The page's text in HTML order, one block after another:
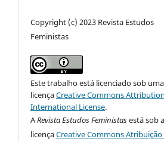
Copyright (c) 2023 Revista Estudos
Feministas
Este trabalho está licenciado sob uma
licençaCreative Commons
International License.
ARevista Estudos Feministasestá sob a
licençaCreative Commons Atribuição